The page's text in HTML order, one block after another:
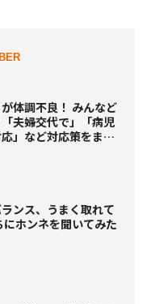
体調不良！ みんなど
夫婦交代で」「病児
」など対応策をまと
ンス、うまく取れて
ホンネを聞いてみた